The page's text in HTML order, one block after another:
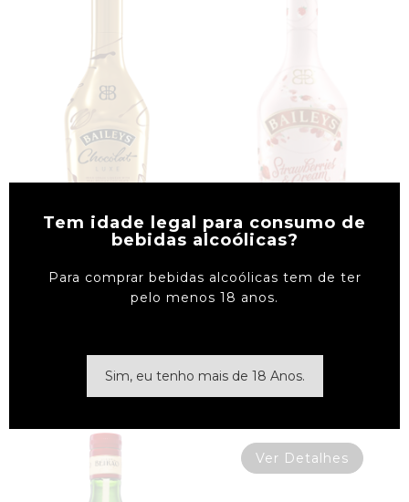
Ver Detalhes Ver Detalhes
Licor Beirão
13,00 €
Licor De Amêndoa Amarga
11,50 €
Ver Detalhes
Tem idade legal para consumo de
bebidas alcoólicas?
Para comprar bebidas alcoólicas tem de ter
pelo menos 18 anos.
Sim, eu tenho mais de 18 Anos.